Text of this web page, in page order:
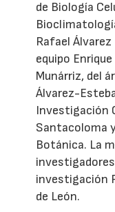
de Biología
Rafael
equipo
Munárriz, del
Álvarez-
Investigación
Santacoloma
Botánica. La
investigación
de León.